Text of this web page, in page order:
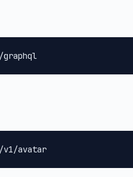
graphql
v1/avatar